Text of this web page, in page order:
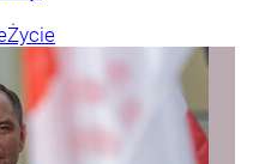
Życie